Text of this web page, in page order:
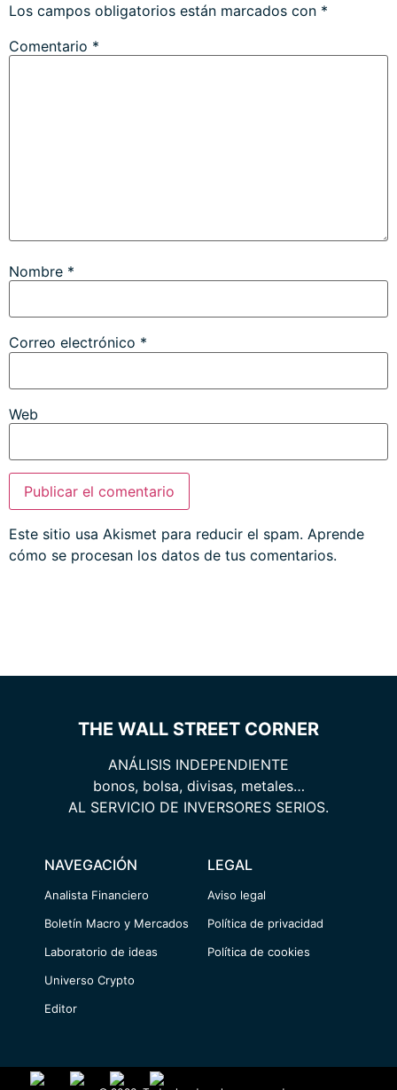
Los campos obligatorios están marcados con *
Comentario *
Nombre *
Correo electrónico *
Web
Este sitio usa Akismet para reducir el spam. Aprende
cómo se procesan los datos de tus comentarios.
THE WALL STREET CORNER
ANÁLISIS INDEPENDIENTE
bonos, bolsa, divisas, metales…
AL SERVICIO DE INVERSORES SERIOS.
NAVEGACIÓN
Analista Financiero
Boletín Macro y Mercados
Laboratorio de ideas
Universo Crypto
Editor
LEGAL
Aviso legal
Política de privacidad
Política de cookies